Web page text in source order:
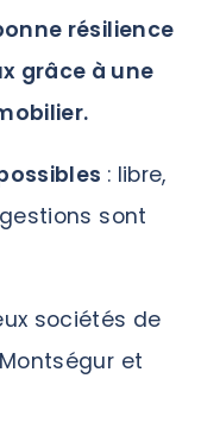
résilience
grâce à une
: libre,
sont
sociétés de
et